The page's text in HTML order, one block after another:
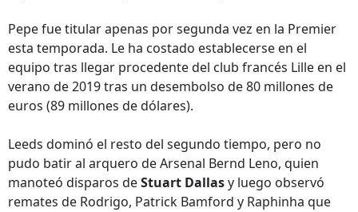
Pepe fue titular apenas por segunda vez en la Premier
esta temporada. Le ha costado establecerse en el
equipo tras llegar procedente del club francés Lille en el
verano de 2019 tras un desembolso de 80 millones de
euros (89 millones de dólares).
Leeds dominó el resto del segundo tiempo, pero no
pudo batir al arquero de Arsenal Bernd Leno, quien
manoteó disparos deStuart Dallasy luego observó
remates de Rodrigo, Patrick Bamford y Raphinha que